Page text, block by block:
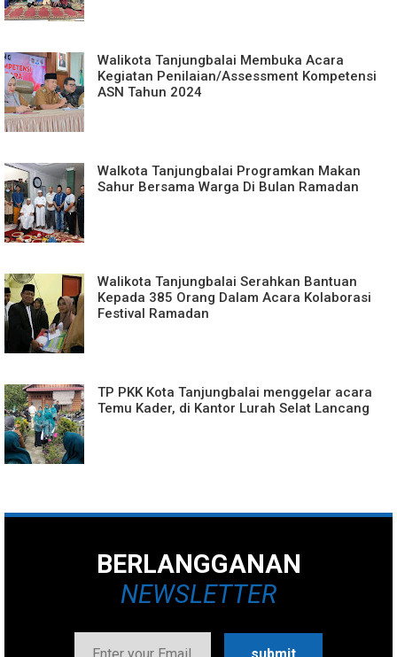
Walikota Tanjungbalai Membuka Acara
Kegiatan Penilaian/Assessment Kompetensi
ASN Tahun 2024
Walkota Tanjungbalai Programkan Makan
Sahur Bersama Warga Di Bulan Ramadan
Walikota Tanjungbalai Serahkan Bantuan
Kepada 385 Orang Dalam Acara Kolaborasi
Festival Ramadan
TP PKK Kota Tanjungbalai menggelar acara
Temu Kader, di Kantor Lurah Selat Lancang
BERLANGGANAN
NEWSLETTER